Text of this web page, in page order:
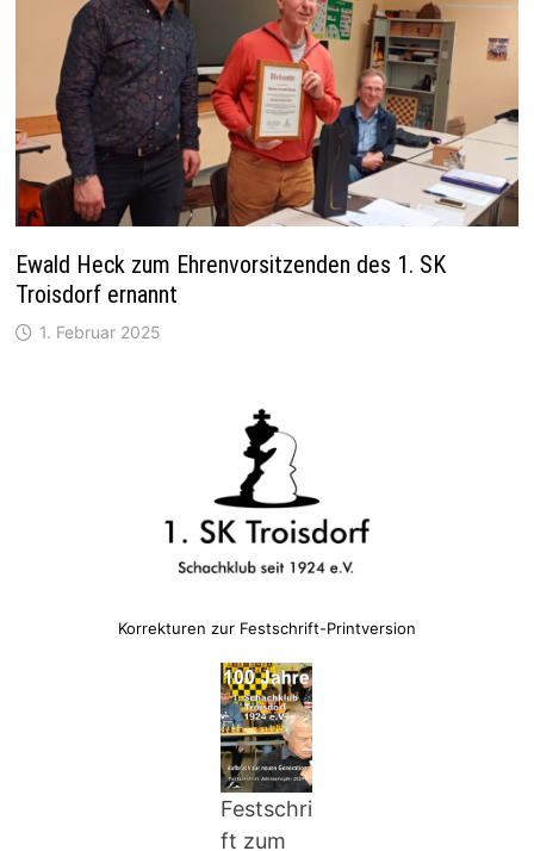
Ewald Heck zum Ehrenvorsitzenden des 1. SK
Troisdorf ernannt
1. Februar 2025
Korrekturen zur Festschrift-Printversion
Festschri
ft zum